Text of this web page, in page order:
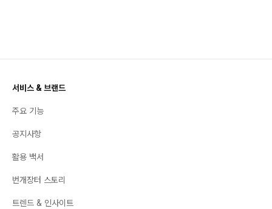
서비스 & 브랜드
주요 기능
공지사항
활용 백서
번개장터 스토리
트렌드 & 인사이트